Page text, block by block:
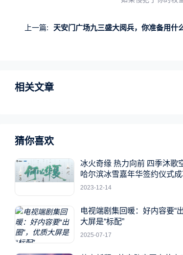
上一篇: 天安门广场九三盛大阅兵，你准备用什么姿
相关文章
猜你喜欢
冰火奇缘 热力向前 四季沐歌
哈尔滨冰雪嘉年华签约仪式
2023-12-14
电视端剧集回暖：好内容要“
大屏是“标配”
2025-07-17